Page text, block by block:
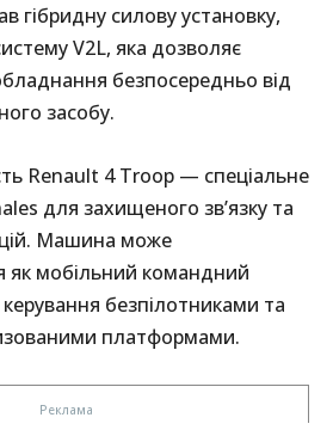
гібридну силову установку,
V2L, яка дозволяє
безпосередньо від
засобу.
Renault 4 Troop — спеціальне
для захищеного зв’язку та
Машина може
як мобільний командний
безпілотниками та
платформами.